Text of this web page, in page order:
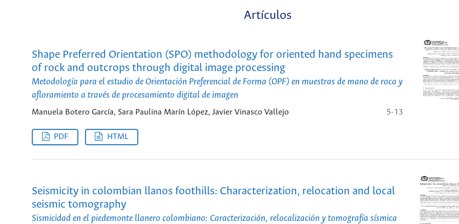
Artículos
Shape Preferred Orientation (SPO) methodology for oriented hand specimens
of rock and outcrops through digital image processing
Metodología para el estudio de Orientación Preferencial de Forma (OPF) en muestras de mano de roca y
afloramiento a través de procesamiento digital de imagen
Manuela Botero García, Sara Paulina Marín López, Javier Vinasco Vallejo 5-13
PDF HTML
Seismicity in colombian llanos foothills: Characterization, relocation and local
seismic tomography
Sismicidad en el piedemonte llanero colombiano: Caracterización, relocalización y tomografía sísmica